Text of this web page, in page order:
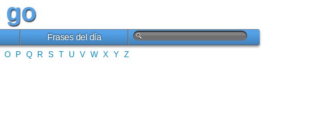
go
Frases del día
O P Q R S T U V W X Y Z